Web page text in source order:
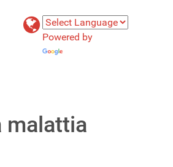
Powered by
malattia